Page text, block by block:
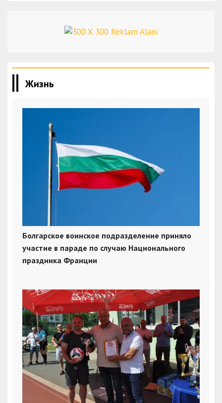
Жизнь
Болгарское воинское подразделение приняло
участие в параде по случаю Национального
праздника Франции